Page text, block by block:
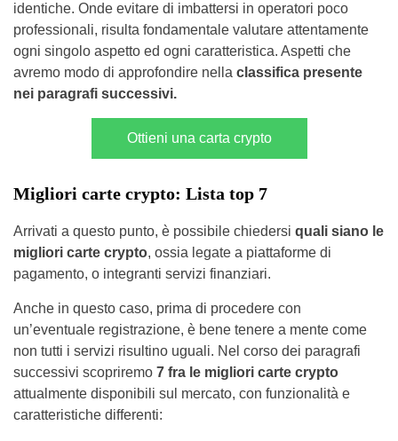
identiche. Onde evitare di imbattersi in operatori poco
professionali, risulta fondamentale valutare attentamente
ogni singolo aspetto ed ogni caratteristica. Aspetti che
avremo modo di approfondire nella classifica presente
nei paragrafi successivi.
Ottieni una carta crypto
Migliori carte crypto: Lista top 7
Arrivati a questo punto, è possibile chiedersi quali siano le
migliori carte crypto, ossia legate a piattaforme di
pagamento, o integranti servizi finanziari.
Anche in questo caso, prima di procedere con
un’eventuale registrazione, è bene tenere a mente come
non tutti i servizi risultino uguali. Nel corso dei paragrafi
successivi scopriremo 7 fra le migliori carte crypto
attualmente disponibili sul mercato, con funzionalità e
caratteristiche differenti: